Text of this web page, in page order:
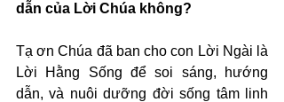
dẫn của Lời Chúa không?
Tạ ơn Chúa đã ban cho con Lời Ngài là
Lời Hằng Sống để soi sáng, hướng
dẫn, và nuôi dưỡng đời sống tâm linh